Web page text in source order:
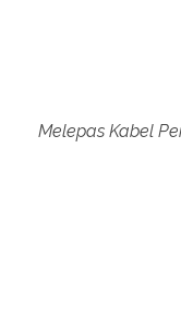
Melepas Kabel